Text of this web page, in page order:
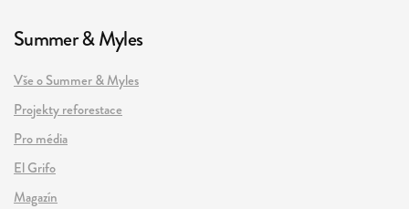
Summer & Myles
Vše o Summer & Myles
Projekty reforestace
Pro média
El Grifo
Magazín